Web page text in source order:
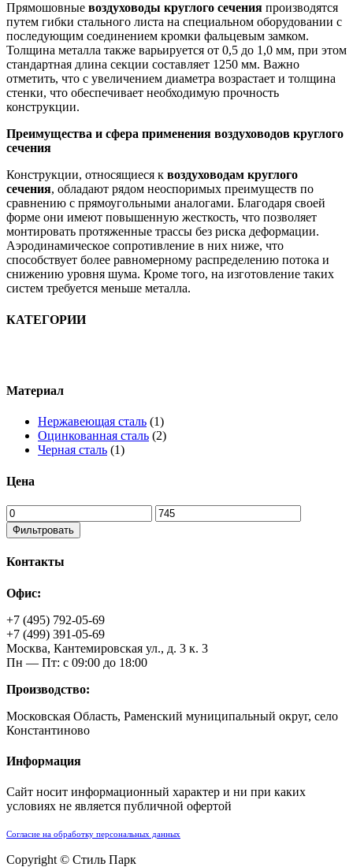
Прямошовные воздуховоды круглого сечения производятся
путем гибки стального листа на специальном оборудовании с
последующим соединением кромки фальцевым замком.
Толщина металла также варьируется от 0,5 до 1,0 мм, при этом
стандартная длина секции составляет 1250 мм. Важно
отметить, что с увеличением диаметра возрастает и толщина
стенки, что обеспечивает необходимую прочность
конструкции.
Преимущества и сфера применения воздуховодов круглого
сечения
Конструкции, относящиеся к воздуховодам круглого
сечения, обладают рядом неоспоримых преимуществ по
сравнению с прямоугольными аналогами. Благодаря своей
форме они имеют повышенную жесткость, что позволяет
монтировать протяженные трассы без риска деформации.
Аэродинамическое сопротивление в них ниже, что
способствует более равномерному распределению потока и
снижению уровня шума. Кроме того, на изготовление таких
систем требуется меньше металла.
КАТЕГОРИИ
Материал
Нержавеющая сталь (1)
Оцинкованная сталь (2)
Черная сталь (1)
Цена
Фильтровать
Контакты
Офис:
+7 (495) 792-05-69
+7 (499) 391-05-69
Москва, Кантемировская ул., д. 3 к. 3
Пн — Пт: с 09:00 до 18:00
Производство:
Московская Область, Раменский муниципальный округ, село
Константиново
Информация
Сайт носит информационный характер и ни при каких
условиях не является публичной офертой
Согласие на обработку персональных данных
Copyright © Стиль Парк